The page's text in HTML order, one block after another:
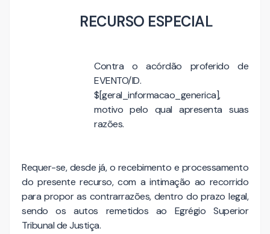
RECURSO ESPECIAL
Contra o acórdão proferido de
EVENTO/ID.
$[geral_informacao_generica],
motivo pelo qual apresenta suas
razões.
Requer-se, desde já, o recebimento e processamento
do presente recurso, com a intimação ao recorrido
para propor as contrarrazões, dentro do prazo legal,
sendo os autos remetidos ao Egrégio Superior
Tribunal de Justiça.